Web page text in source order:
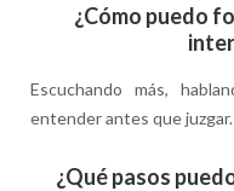
¿Cómo puedo
Escuchando más,
entender antes que juzgar.
¿Qué pasos